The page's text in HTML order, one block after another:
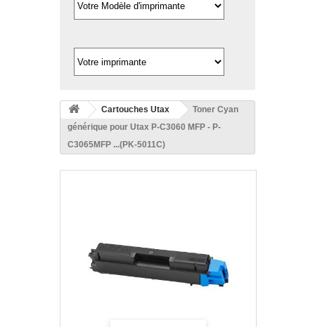
Cartouches Utax
Toner Cyan
générique pour Utax P-C3060 MFP - P-
C3065MFP ...(PK-5011C)